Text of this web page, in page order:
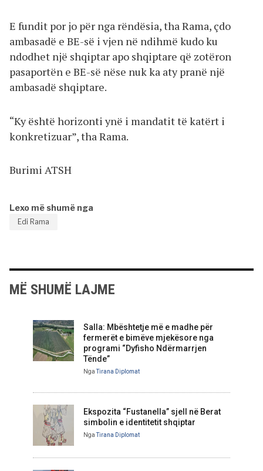
E fundit por jo për nga rëndësia, tha Rama, çdo
ambasadë e BE-së i vjen në ndihmë kudo ku
ndodhet një shqiptar apo shqiptare që zotëron
pasaportën e BE-së nëse nuk ka aty pranë një
ambasadë shqiptare.
“Ky është horizonti ynë i mandatit të katërt i
konkretizuar”, tha Rama.
Burimi ATSH
Lexo më shumë nga
Edi Rama
MË SHUMË LAJME
Salla: Mbështetje më e madhe për
fermerët e bimëve mjekësore nga
programi “Dyfisho Ndërmarrjen
Tënde”
NgaTirana Diplomat
Ekspozita “Fustanella” sjell në Berat
simbolin e identitetit shqiptar
NgaTirana Diplomat